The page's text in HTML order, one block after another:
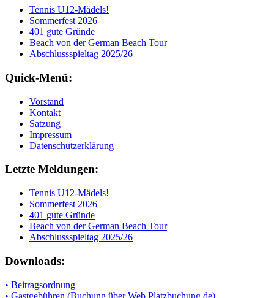
Tennis U12-Mädels!
Sommerfest 2026
401 gute Gründe
Beach von der German Beach Tour
Abschlussspieltag 2025/26
Quick-Menü:
Vorstand
Kontakt
Satzung
Impressum
Datenschutzerklärung
Letzte Meldungen:
Tennis U12-Mädels!
Sommerfest 2026
401 gute Gründe
Beach von der German Beach Tour
Abschlussspieltag 2025/26
Downloads:
• Beitragsordnung
• Gastgebühren (Buchung über Web Platzbuchung.de)